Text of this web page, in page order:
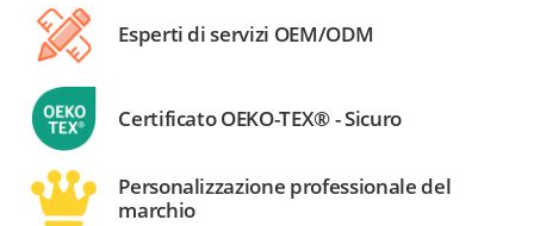
Esperti di servizi OEM/ODM
Certificato OEKO-TEX® - Sicuro
Personalizzazione professionale del
marchio